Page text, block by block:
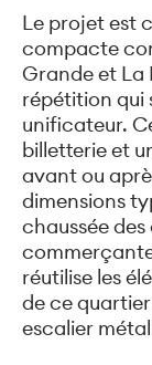
Le projet est
compacte
Grande et La
répétition qui
unificateur.
billetterie et
avant ou
dimensions
chaussée
réutilise les
de ce
escalier